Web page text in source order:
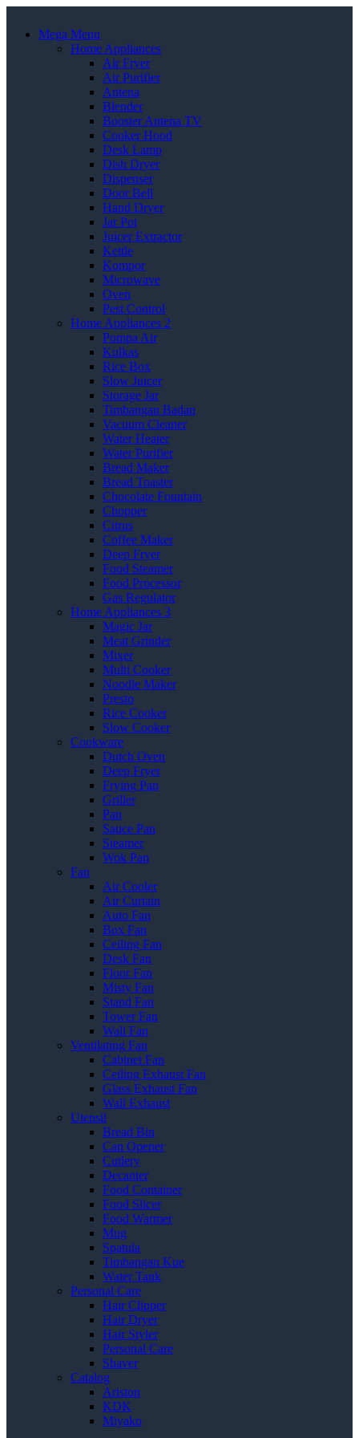
Mega Menu
Home Appliances
Air Fryer
Air Purifier
Antena
Blender
Booster Antena TV
Cooker Hood
Desk Lamp
Dish Dryer
Dispenser
Door Bell
Hand Dryer
Jar Pot
Juicer Extractor
Kettle
Kompor
Microwave
Oven
Pest Control
Home Appliances 2
Pompa Air
Kulkas
Rice Box
Slow Juicer
Storage Jar
Timbangan Badan
Vacuum Cleaner
Water Heater
Water Purifier
Bread Maker
Bread Toaster
Chocolate Fountain
Chopper
Citrus
Coffee Maker
Deep Fryer
Food Steamer
Food Processor
Gas Regulator
Home Appliances 3
Magic Jar
Meat Grinder
Mixer
Multi Cooker
Noodle Maker
Presto
Rice Cooker
Slow Cooker
Cookware
Dutch Oven
Deep Fryer
Frying Pan
Griller
Pan
Sauce Pan
Steamer
Wok Pan
Fan
Air Cooler
Air Curtain
Auto Fan
Box Fan
Ceiling Fan
Desk Fan
Floor Fan
Misty Fan
Stand Fan
Tower Fan
Wall Fan
Ventilating Fan
Cabinet Fan
Ceiling Exhaust Fan
Glass Exhaust Fan
Wall Exhaust
Utensil
Bread Bin
Can Opener
Cutlery
Decanter
Food Container
Food Slicer
Food Warmer
Mug
Spatula
Timbangan Kue
Water Tank
Personal Care
Hair Clipper
Hair Dryer
Hair Styler
Personal Care
Shaver
Catalog
Ariston
KDK
Miyako